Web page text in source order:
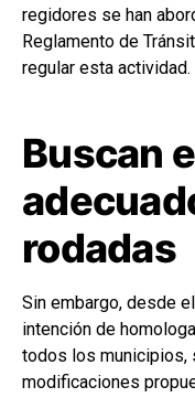
regidores se han
Reglamento de
regular esta actividad.
Buscan
rodadas
Sin embargo, desde
intención de
todos los municipios,
modificaciones